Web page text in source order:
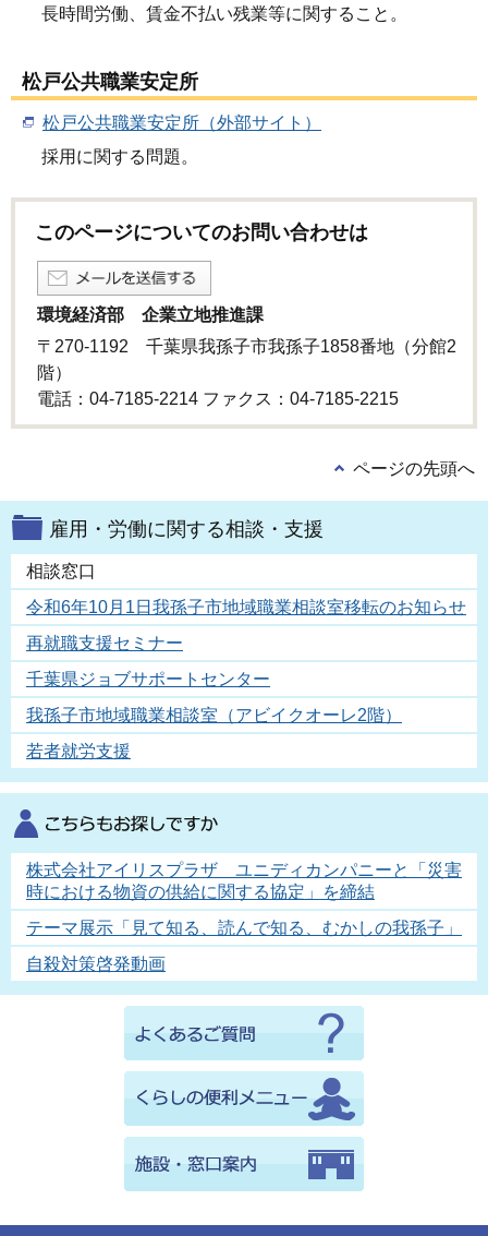
長時間労働、賃金不払い残業等に関すること。
松戸公共職業安定所
松戸公共職業安定所（外部サイト）
採用に関する問題。
このページについてのお問い合わせは
環境経済部 企業立地推進課
〒270-1192 千葉県我孫子市我孫子1858番地（分館2
階）
電話：04-7185-2214 ファクス：04-7185-2215
ページの先頭へ
雇用・労働に関する相談・支援
相談窓口
令和6年10月1日我孫子市地域職業相談室移転のお知らせ
再就職支援セミナー
千葉県ジョブサポートセンター
我孫子市地域職業相談室（アビイクオーレ2階）
若者就労支援
株式会社アイリスプラザ ユニディカンパニーと「災害
時における物資の供給に関する協定」を締結
テーマ展示「見て知る、読んで知る、むかしの我孫子」
自殺対策啓発動画